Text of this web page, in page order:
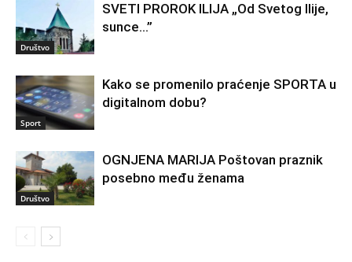
Društvo
SVETI PROROK ILIJA „Od Svetog Ilije,
sunce…”
Sport
Kako se promenilo praćenje SPORTA u
digitalnom dobu?
Društvo
OGNJENA MARIJA Poštovan praznik
posebno među ženama